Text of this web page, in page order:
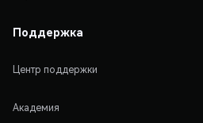
Поддержка
Центр поддержки
Академия